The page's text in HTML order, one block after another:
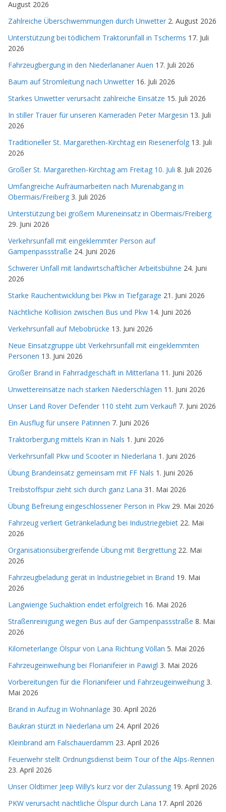
August 2026
Zahlreiche Überschwemmungen durch Unwetter 2. August 2026
Unterstützung bei tödlichem Traktorunfall in Tscherms 17. Juli
2026
Fahrzeugbergung in den Niederlananer Auen 17. Juli 2026
Baum auf Stromleitung nach Unwetter 16. Juli 2026
Starkes Unwetter verursacht zahlreiche Einsätze 15. Juli 2026
In stiller Trauer für unseren Kameraden Peter Margesin 13. Juli
2026
Traditioneller St. Margarethen-Kirchtag ein Riesenerfolg 13. Juli
2026
Großer St. Margarethen-Kirchtag am Freitag 10. Juli 8. Juli 2026
Umfangreiche Aufräumarbeiten nach Murenabgang in
Obermais/Freiberg 3. Juli 2026
Unterstützung bei großem Mureneinsatz in Obermais/Freiberg
29. Juni 2026
Verkehrsunfall mit eingeklemmter Person auf
Gampenpassstraße 24. Juni 2026
Schwerer Unfall mit landwirtschaftlicher Arbeitsbühne 24. Juni
2026
Starke Rauchentwicklung bei Pkw in Tiefgarage 21. Juni 2026
Nächtliche Kollision zwischen Bus und Pkw 14. Juni 2026
Verkehrsunfall auf Mebobrücke 13. Juni 2026
Neue Einsatzgruppe übt Verkehrsunfall mit eingeklemmten
Personen 13. Juni 2026
Großer Brand in Fahrradgeschäft in Mitterlana 11. Juni 2026
Unwettereinsätze nach starken Niederschlägen 11. Juni 2026
Unser Land Rover Defender 110 steht zum Verkauf! 7. Juni 2026
Ein Ausflug für unsere Patinnen 7. Juni 2026
Traktorbergung mittels Kran in Nals 1. Juni 2026
Verkehrsunfall Pkw und Scooter in Niederlana 1. Juni 2026
Übung Brandeinsatz gemeinsam mit FF Nals 1. Juni 2026
Treibstoffspur zieht sich durch ganz Lana 31. Mai 2026
Übung Befreiung eingeschlossener Person in Pkw 29. Mai 2026
Fahrzeug verliert Getränkeladung bei Industriegebiet 22. Mai
2026
Organisationsübergreifende Übung mit Bergrettung 22. Mai
2026
Fahrzeugbeladung gerät in Industriegebiet in Brand 19. Mai
2026
Langwierige Suchaktion endet erfolgreich 16. Mai 2026
Straßenreinigung wegen Bus auf der Gampenpassstraße 8. Mai
2026
Kilometerlange Ölspur von Lana Richtung Völlan 5. Mai 2026
Fahrzeugeinweihung bei Florianifeier in Pawigl 3. Mai 2026
Vorbereitungen für die Florianifeier und Fahrzeugeinweihung 3.
Mai 2026
Brand in Aufzug in Wohnanlage 30. April 2026
Baukran stürzt in Niederlana um 24. April 2026
Kleinbrand am Falschauerdamm 23. April 2026
Feuerwehr stellt Ordnungsdienst beim Tour of the Alps-Rennen
23. April 2026
Unser Oldtimer Jeep Willy’s kurz vor der Zulassung 19. April 2026
PKW verursacht nächtliche Ölspur durch Lana 17. April 2026